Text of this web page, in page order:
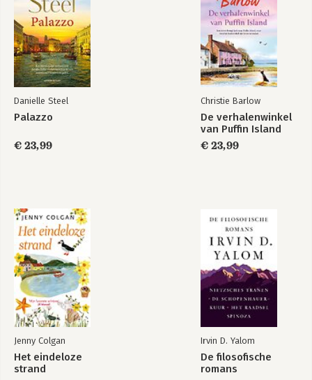
Danielle Steel
Palazzo
€ 23,99
Christie Barlow
De verhalenwinkel
van Puffin Island
€ 23,99
Jenny Colgan
Het eindeloze
strand
Irvin D. Yalom
De filosofische
romans